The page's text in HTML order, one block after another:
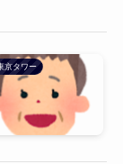
京タワー